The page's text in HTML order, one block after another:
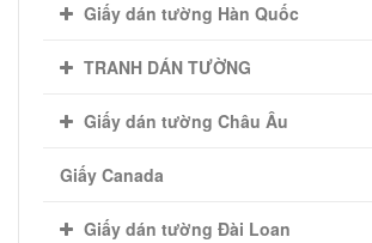
Giấy dán tường Hàn Quốc
TRANH DÁN TƯỜNG
Giấy dán tường Châu Âu
Giấy Canada
Giấy dán tường Đài Loan
Tphcm
, nếu quý vị đã có giấy mà
thi công hãy liên hệ với chung
- Cho thuê thợ dán giấy tường
- Lột, gỡ giấy dán tường cũ